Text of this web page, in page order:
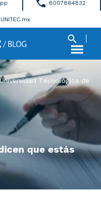
8007864832
Tecnológica de
que estás